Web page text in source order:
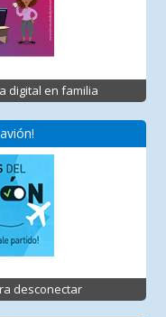
digital en familia
desconectar